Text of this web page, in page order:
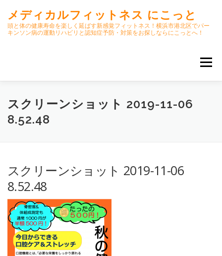
ッ
メディカルフィットネス にこっと
頭と体の健康寿命を楽しく延ばす新感覚フィットネス！横浜市港北区でパー
キンソン病の運動リハビリと認知症予防・対策をお探しならにこっとへ！
メニュー
ホーム ごあいさつ 今月のスケジュール
オンラインクラス(GOOGLE MEET)
パーキンソン体操リハビリ動画DVD
高齢者向けおすすめ脳トレプリント
スクリーンショット 2019-11-06
8.52.48
スクリーンショット 2019-11-06
8.52.48